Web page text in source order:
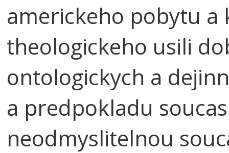
americkeho pobytu a
theologickeho usili
ontologickych a
a predpokladu
neodmyslitelnou